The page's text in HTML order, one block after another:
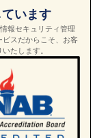
います
報セキュリティ管理
スだからこそ、お客
たします。